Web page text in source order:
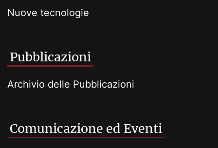
Nuove tecnologie
Pubblicazioni
Archivio delle Pubblicazioni
Comunicazione ed Eventi